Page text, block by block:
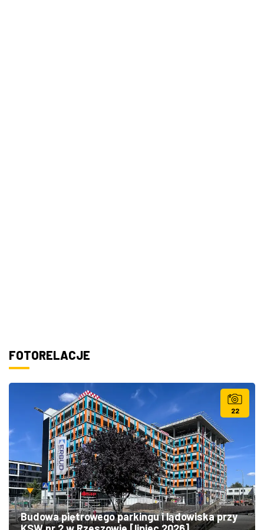
FOTORELACJE
22
Budowa piętrowego parkingu i lądowiska przy